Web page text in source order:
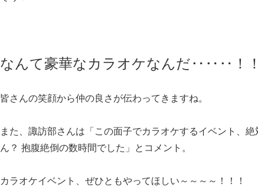
なんて豪華なカラオケなんだ‥‥‥！！
皆さんの笑顔から仲の良さが伝わってきますね。
また、諏訪部さんは「この面子でカラオケするイベント、
ん？ 抱腹絶倒の数時間でした」とコメント。
カラオケイベント、ぜひともやってほしい～～～～！！！